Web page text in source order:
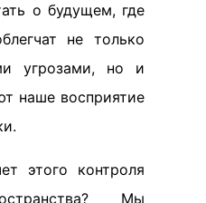
о будущем, где
не только
угрозами, но и
наше восприятие
этого контроля
Мы